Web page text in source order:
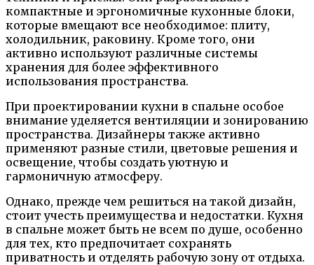
компактные и эргономичные кухонные блоки,
которые вмещают все необходимое: плиту,
холодильник, раковину. Кроме того, они
активно используют различные системы
хранения для более эффективного
использования пространства.
При проектировании кухни в спальне особое
внимание уделяется вентиляции и зонированию
пространства. Дизайнеры также активно
применяют разные стили, цветовые решения и
освещение, чтобы создать уютную и
гармоничную атмосферу.
Однако, прежде чем решиться на такой дизайн,
стоит учесть преимущества и недостатки. Кухня
в спальне может быть не всем по душе, особенно
для тех, кто предпочитает сохранять
приватность и отделять рабочую зону от отдыха.